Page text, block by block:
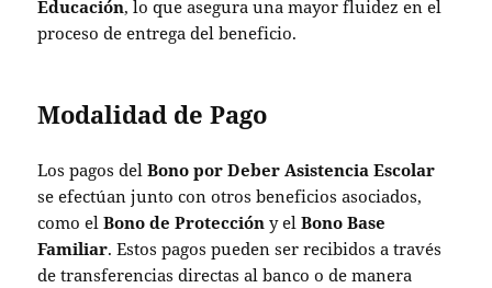
Educación, lo que asegura una mayor fluidez en el
proceso de entrega del beneficio.
Modalidad de Pago
Los pagos delBono por Deber Asistencia Escolar
se efectúan junto con otros beneficios asociados,
como elBono de Protección y elBono Base
Familiar. Estos pagos pueden ser recibidos a través
de transferencias directas al banco o de manera